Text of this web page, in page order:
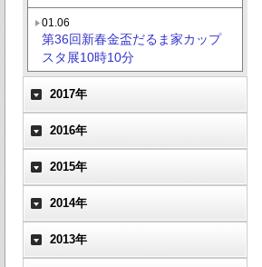
01.06
第36回新春金盃だるま家カップ
スタ展10時10分
2017年
2016年
2015年
2014年
2013年